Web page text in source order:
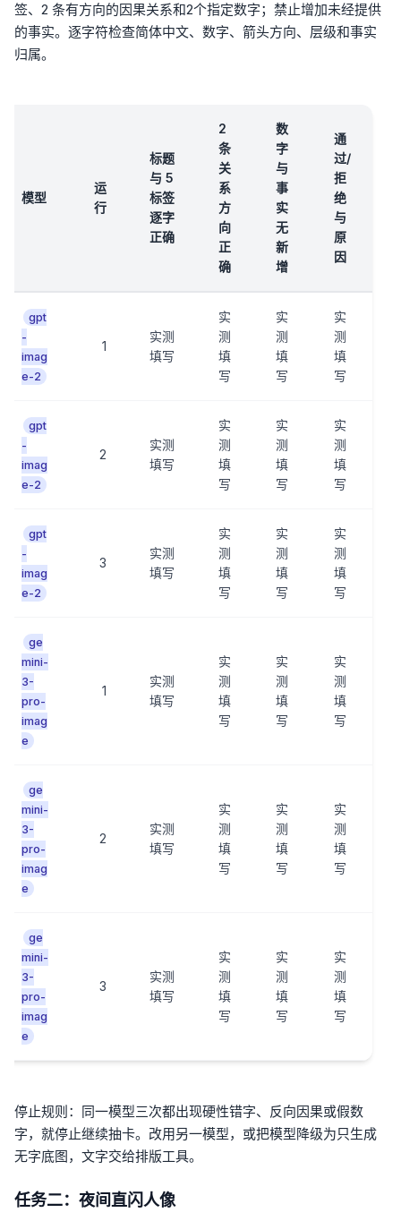
签、2 条有方向的因果关系和2个指定数字；禁止增加未经提供
的事实。逐字符检查简体中文、数字、箭头方向、层级和事实
归属。
模型
运
行
标题
与 5
标签
逐字
正确
2
条
关
系
方
向
正
确
数
字
与
事
实
无
新
增
通
过/
拒
绝
与
原
因
gpt
-
imag
e-2
1
实测
填写
实
测
填
写
实
测
填
写
实
测
填
写
gpt
-
imag
e-2
2
实测
填写
实
测
填
写
实
测
填
写
实
测
填
写
gpt
-
imag
e-2
3
实测
填写
实
测
填
写
实
测
填
写
实
测
填
写
ge
mini-
3-
pro-
imag
e
1
实测
填写
实
测
填
写
实
测
填
写
实
测
填
写
ge
mini-
3-
pro-
imag
e
2
实测
填写
实
测
填
写
实
测
填
写
实
测
填
写
ge
mini-
3-
pro-
imag
e
3
实测
填写
实
测
填
写
实
测
填
写
实
测
填
写
停止规则：同一模型三次都出现硬性错字、反向因果或假数
字，就停止继续抽卡。改用另一模型，或把模型降级为只生成
无字底图，文字交给排版工具。
任务二：夜间直闪人像